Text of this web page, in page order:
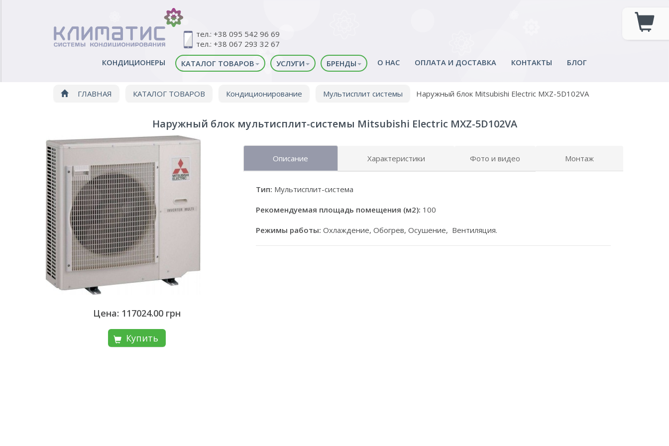
тел.: +38 095 542 96 69
тел.: +38 067 293 32 67
КОНДИЦИОНЕРЫ
КАТАЛОГ ТОВАРОВ УСЛУГИ БРЕНДЫ О НАС ОПЛАТА И ДОСТАВКА КОНТАКТЫ БЛОГ
ГЛАВНАЯ КАТАЛОГ ТОВАРОВ Кондиционирование Мультисплит системы Наружный блок Mitsubishi Electric MXZ-5D102VA
Наружный блок мультисплит-системы Mitsubishi Electric MXZ-5D102VA
Цена: 117024.00 грн
Купить
Описание Характеристики Фото и видео Монтаж
Тип: Мультисплит-система
Рекомендуемая площадь помещения (м2): 100
Режимы работы: Охлаждение, Обогрев, Осушение, Вентиляция.